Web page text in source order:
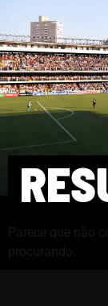
Parece que não
procurando.